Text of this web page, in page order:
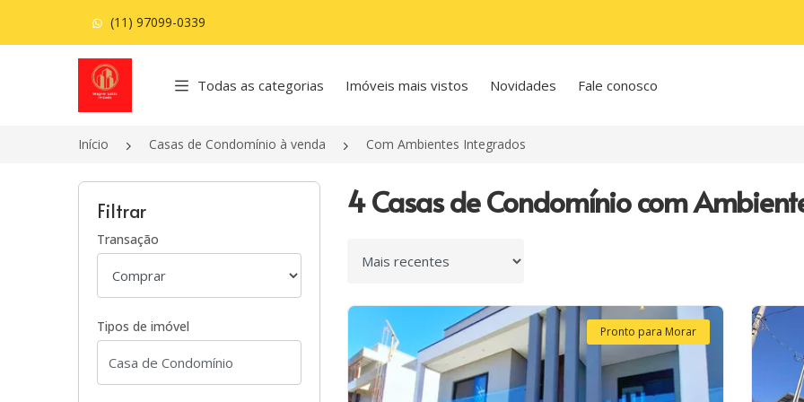
(11) 97099-0339
Página inicial
Todas as categorias Imóveis mais vistos Novidades Fale conosco
Início Casas de Condomínio à venda Com Ambientes Integrados
Filtrar
Transação
Tipos de imóvel
4 Casas de Condomínio com
Ordenar por
Pronto para Morar